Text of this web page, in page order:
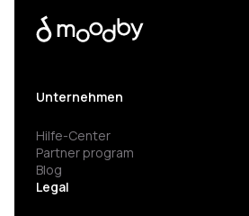
Unternehmen
Hilfe-Center
Partner program
Blog
Legal